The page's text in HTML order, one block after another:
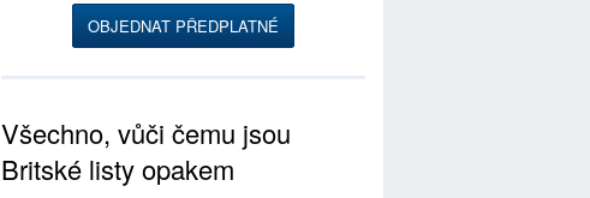
OBJEDNAT PŘEDPLATNÉ
Všechno, vůči čemu jsou
Britské listy opakem